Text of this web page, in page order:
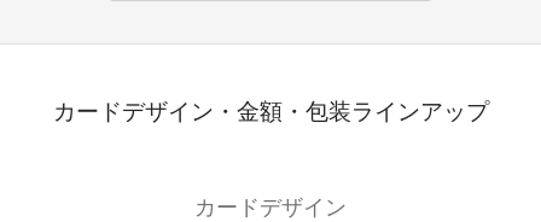
カードデザイン・金額・包装ラインアップ
カードデザイン